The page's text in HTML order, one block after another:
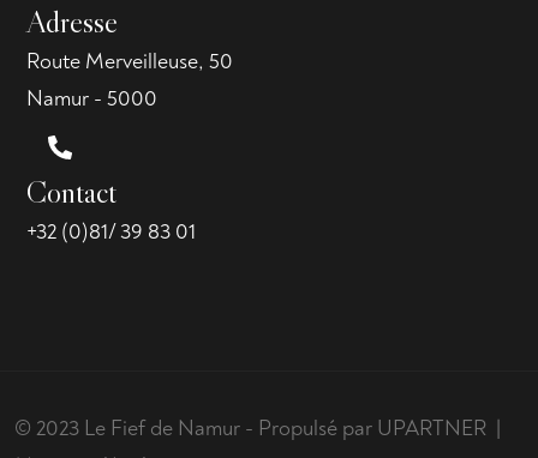
Adresse
Route Merveilleuse, 50
Namur - 5000
Contact
+32 (0)81/ 39 83 01
© 2023 Le Fief de Namur - Propulsé par UPARTNER |